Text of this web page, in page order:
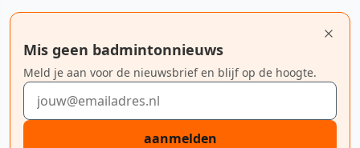
Mis geen badmintonnieuws
Meld je aan voor de nieuwsbrief en blijf op de hoogte.
E-mailadres
aanmelden